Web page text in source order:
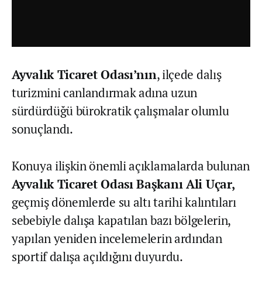
Ayvalık Ticaret Odası’nın, ilçede dalış
turizmini canlandırmak adına uzun
sürdürdüğü bürokratik çalışmalar olumlu
sonuçlandı.
Konuya ilişkin önemli açıklamalarda bulunan
Ayvalık Ticaret Odası Başkanı Ali Uçar,
geçmiş dönemlerde su altı tarihi kalıntıları
sebebiyle dalışa kapatılan bazı bölgelerin,
yapılan yeniden incelemelerin ardından
sportif dalışa açıldığını duyurdu.